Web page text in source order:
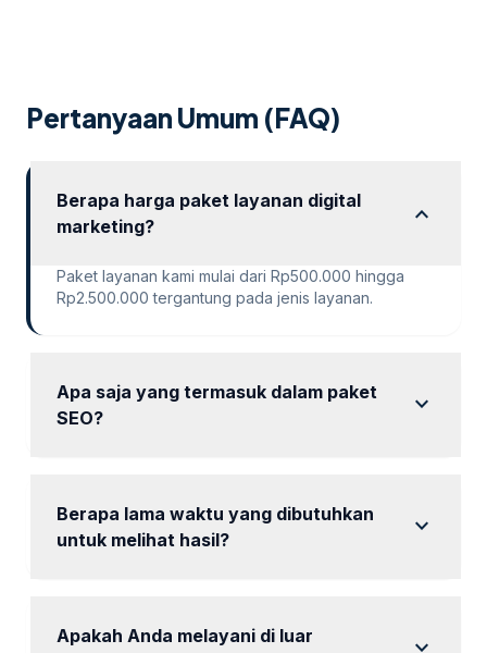
cukup? Atau […]
Pertanyaan Umum (FAQ)
Berapa harga paket layanan digital
marketing?
expand_more
Paket layanan kami mulai dari Rp500.000 hingga
Rp2.500.000 tergantung pada jenis layanan.
Apa saja yang termasuk dalam paket
SEO?
expand_more
Berapa lama waktu yang dibutuhkan
untuk melihat hasil?
expand_more
Apakah Anda melayani di luar